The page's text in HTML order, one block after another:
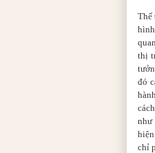
Thế
thị
đó
như
chỉ